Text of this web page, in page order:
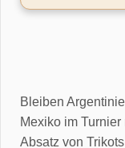
Bleiben
Mexiko im
Absatz von